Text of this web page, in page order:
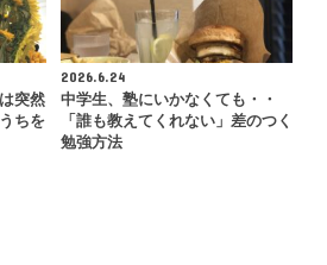
突然
ちを
2026.6.24
中学生、塾にいかなくても・・
「誰も教えてくれない」差のつく
勉強方法